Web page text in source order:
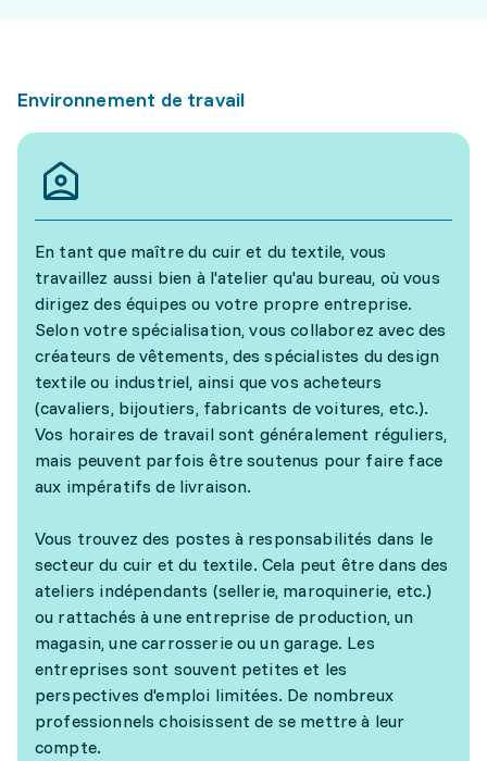
Environnement de travail
En tant que maître du cuir et du textile, vous
travaillez aussi bien à l'atelier qu'au bureau, où vous
dirigez des équipes ou votre propre entreprise.
Selon votre spécialisation, vous collaborez avec des
créateurs de vêtements, des spécialistes du design
textile ou industriel, ainsi que vos acheteurs
(cavaliers, bijoutiers, fabricants de voitures, etc.).
Vos horaires de travail sont généralement réguliers,
mais peuvent parfois être soutenus pour faire face
aux impératifs de livraison.
Vous trouvez des postes à responsabilités dans le
secteur du cuir et du textile. Cela peut être dans des
ateliers indépendants (sellerie, maroquinerie, etc.)
ou rattachés à une entreprise de production, un
magasin, une carrosserie ou un garage. Les
entreprises sont souvent petites et les
perspectives d'emploi limitées. De nombreux
professionnels choisissent de se mettre à leur
compte.